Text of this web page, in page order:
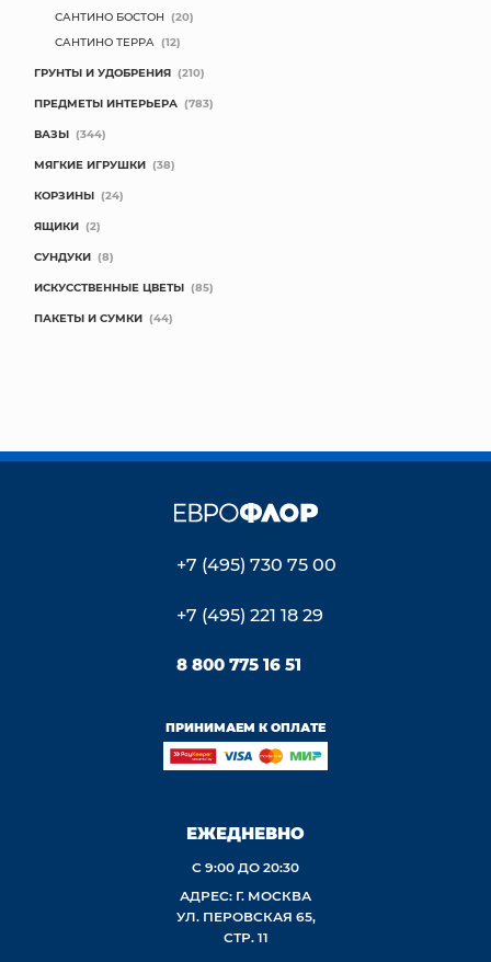
САНТИНО БОСТОН (20)
САНТИНО ТЕРРА (12)
ГРУНТЫ И УДОБРЕНИЯ (210)
ПРЕДМЕТЫ ИНТЕРЬЕРА (783)
ВАЗЫ (344)
МЯГКИЕ ИГРУШКИ (38)
КОРЗИНЫ (24)
ЯЩИКИ (2)
СУНДУКИ (8)
ИСКУССТВЕННЫЕ ЦВЕТЫ (85)
ПАКЕТЫ И СУМКИ (44)
+7 (495) 730 75 00
+7 (495) 221 18 29
8 800 775 16 51
ПРИНИМАЕМ К ОПЛАТЕ
ЕЖЕДНЕВНО
С 9:00 ДО 20:30
АДРЕС: Г. МОСКВА
УЛ. ПЕРОВСКАЯ 65,
СТР. 11